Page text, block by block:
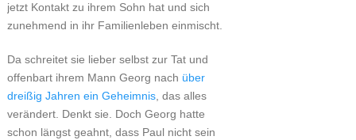
jetzt Kontakt zu ihrem Sohn hat und sich
zunehmend in ihr Familienleben einmischt.
Da schreitet sie lieber selbst zur Tat und
offenbart ihrem Mann Georg nach über
dreißig Jahren ein Geheimnis, das alles
verändert. Denkt sie. Doch Georg hatte
schon längst geahnt, dass Paul nicht sein